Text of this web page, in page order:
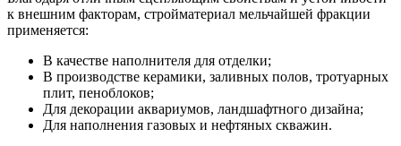
к внешним факторам, стройматериал мельчайшей фракции
применяется:
В качестве наполнителя для отделки;
В производстве керамики, заливных полов, тротуарных
плит, пеноблоков;
Для декорации аквариумов, ландшафтного дизайна;
Для наполнения газовых и нефтяных скважин.